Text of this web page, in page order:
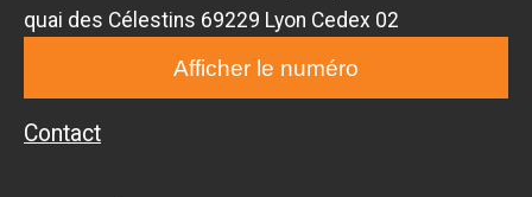
quai des Célestins 69229 Lyon Cedex 02
Afficher le numéro
Contact